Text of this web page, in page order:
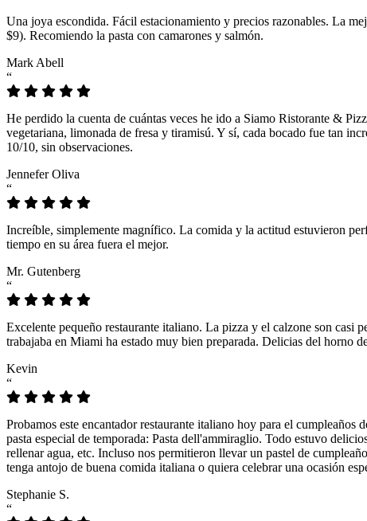
Una joya escondida. Fácil estacionamiento y precios razonables. La
$9). Recomiendo la pasta con camarones y salmón.
Mark Abell
“
He perdido la cuenta de cuántas veces he ido a Siamo Ristorante &
vegetariana, limonada de fresa y tiramisú. Y sí, cada bocado fue tan
10/10, sin observaciones.
Jennefer Oliva
“
Increíble, simplemente magnífico. La comida y la actitud estuvieron
tiempo en su área fuera el mejor.
Mr. Gutenberg
“
Excelente pequeño restaurante italiano. La pizza y el calzone son casi
trabajaba en Miami ha estado muy bien preparada. Delicias del horno
Kevin
“
Probamos este encantador restaurante italiano hoy para el
pasta especial de temporada: Pasta dell'ammiraglio. Todo estuvo
rellenar agua, etc. Incluso nos permitieron llevar un pastel de
tenga antojo de buena comida italiana o quiera celebrar una ocasión
Stephanie S.
“